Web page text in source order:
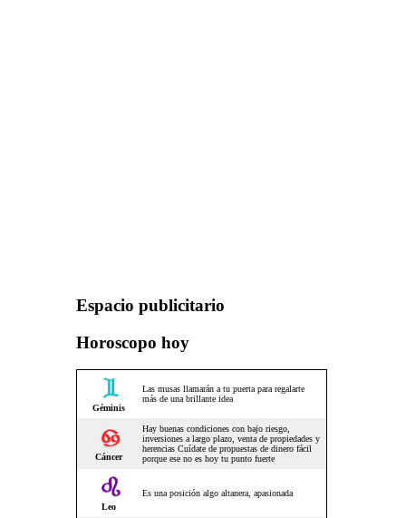
Espacio publicitario
Horoscopo hoy